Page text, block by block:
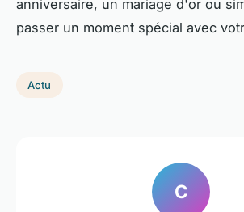
anniversaire, un mariage d'or ou
passer un moment spécial avec
Actu
C